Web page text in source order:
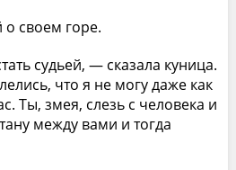
о своем горе.
судьей, — сказала куница.
что я не могу даже как
Ты, змея, слезь с человека и
между вами и тогда